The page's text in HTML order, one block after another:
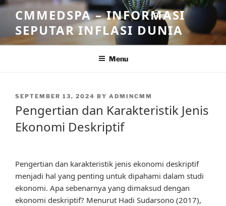
Skip
content
CMMEDSPA – INFORMASI
SEPUTAR INFLASI DUNIA
Menu
POSTED
SEPTEMBER 13, 2024 BY ADMINCMM
Pengertian dan Karakteristik Jenis
Ekonomi Deskriptif
Pengertian dan karakteristik jenis ekonomi deskriptif
menjadi hal yang penting untuk dipahami dalam studi
ekonomi. Apa sebenarnya yang dimaksud dengan
ekonomi deskriptif? Menurut Hadi Sudarsono (2017),